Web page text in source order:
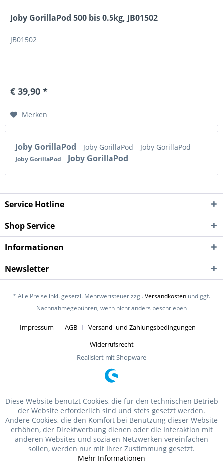
Joby GorillaPod 500 bis 0.5kg, JB01502
JB01502
€ 39,90 *
Merken
Joby GorillaPod Joby GorillaPod Joby GorillaPod
Joby GorillaPod Joby GorillaPod
Service Hotline
Shop Service
Informationen
Newsletter
* Alle Preise inkl. gesetzl. Mehrwertsteuer zzgl.Versandkosten und ggf.
Nachnahmegebühren, wenn nicht anders beschrieben
Impressum AGB
Versand- und Zahlungsbedingungen
Widerrufsrecht
Realisiert mit Shopware
Diese Website benutzt Cookies, die für den technischen Betrieb
der Website erforderlich sind und stets gesetzt werden.
Andere Cookies, die den Komfort bei Benutzung dieser Website
erhöhen, der Direktwerbung dienen oder die Interaktion mit
anderen Websites und sozialen Netzwerken vereinfachen
sollen, werden nur mit Ihrer Zustimmung gesetzt.
Mehr Informationen